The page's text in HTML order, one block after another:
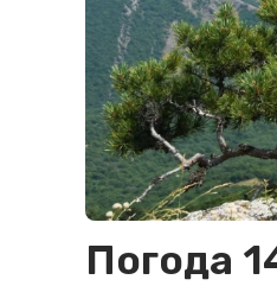
Погода